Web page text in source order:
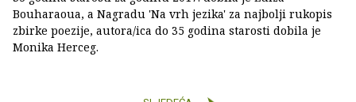
Bouharaoua, a Nagradu 'Na vrh jezika' za najbolji rukopis
zbirke poezije, autora/ica do 35 godina starosti dobila je
Monika Herceg.